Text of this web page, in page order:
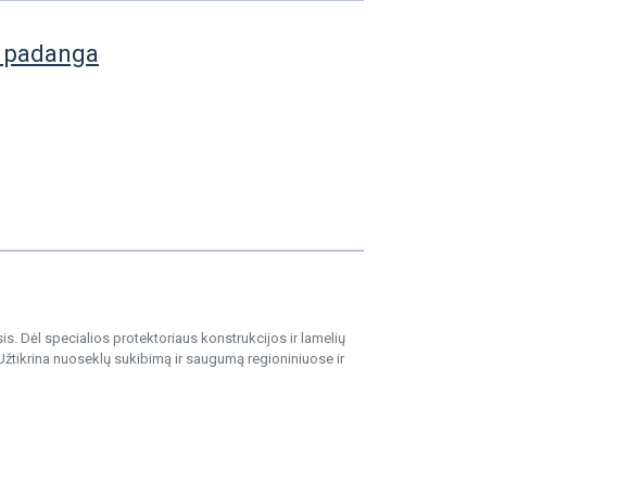
Dėl specialios protektoriaus konstrukcijos ir lamelių
nuoseklų sukibimą ir saugumą regioniniuose ir